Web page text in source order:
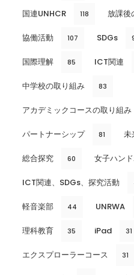
国連UNHCR 118 放課後
協働活動 107 SDGs
国際理解 85 ICT関連
中学校の取り組み 83
アカデミックコースの取り組み
パートナーシップ 81 未
総合探究 60 女子ハン
ICT関連、SDGs、探究活動
軽音楽部 44 UNRWA
理科教育 35 iPad 31
エクスプローラーコース 31